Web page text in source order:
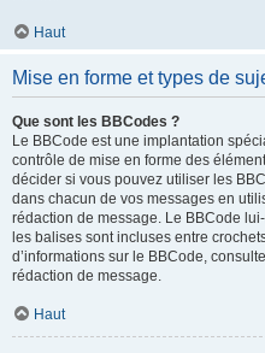
Haut
Mise en forme et types de
Que sont les BBCodes ?
Le BBCode est une implantation
contrôle de mise en forme des
décider si vous pouvez utiliser les
dans chacun de vos messages en
rédaction de message. Le BBCode
les balises sont incluses entre
d’informations sur le BBCode,
rédaction de message.
Haut